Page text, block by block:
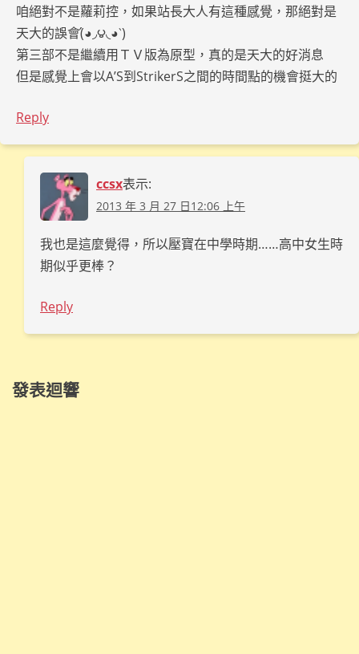
咱絕對不是蘿莉控，如果站長大人有這種感覺，那絕對是
天大的誤會(́◕◞౪◟◕‵)
第三部不是繼續用ＴＶ版為原型，真的是天大的好消息
但是感覺上會以A’S到StrikerS之間的時間點的機會挺大的
Reply
ccsx表示:
2013 年 3 月 27 日12:06 上午
我也是這麼覺得，所以壓寶在中學時期……高中女生時
期似乎更棒？
Reply
發表迴響